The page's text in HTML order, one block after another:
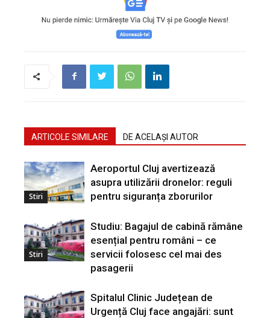
ARTICOLE SIMILARE DE ACELAȘI AUTOR
Stiri
Aeroportul Cluj avertizează
asupra utilizării dronelor: reguli
pentru siguranța zborurilor
Stiri
Studiu: Bagajul de cabină rămâne
esențial pentru români – ce
servicii folosesc cel mai des
pasagerii
Spitalul Clinic Județean de
Urgență Cluj face angajări: sunt